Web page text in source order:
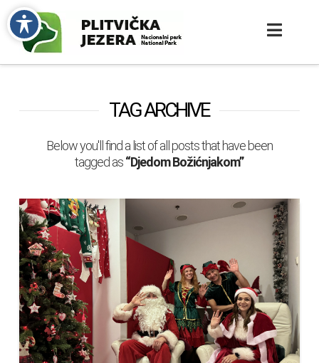
TAG ARCHIVE
Below you'll find a list of all posts that have been
tagged as“Djedom Božićnjakom”